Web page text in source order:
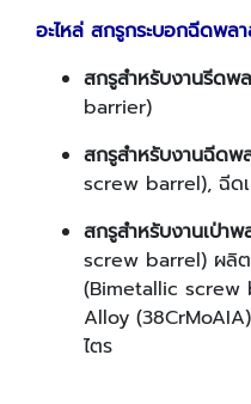
อะไหล่ สกรูกระบอกฉีดพล
สกรูสำหรับงานรีดพ
barrier)
สกรูสำหรับงานฉีดพ
screw barrel), ฉีด
สกรูสำหรับงานเป่า
screw barrel) ผลิต
(Bimetallic screw
Alloy
ไตร